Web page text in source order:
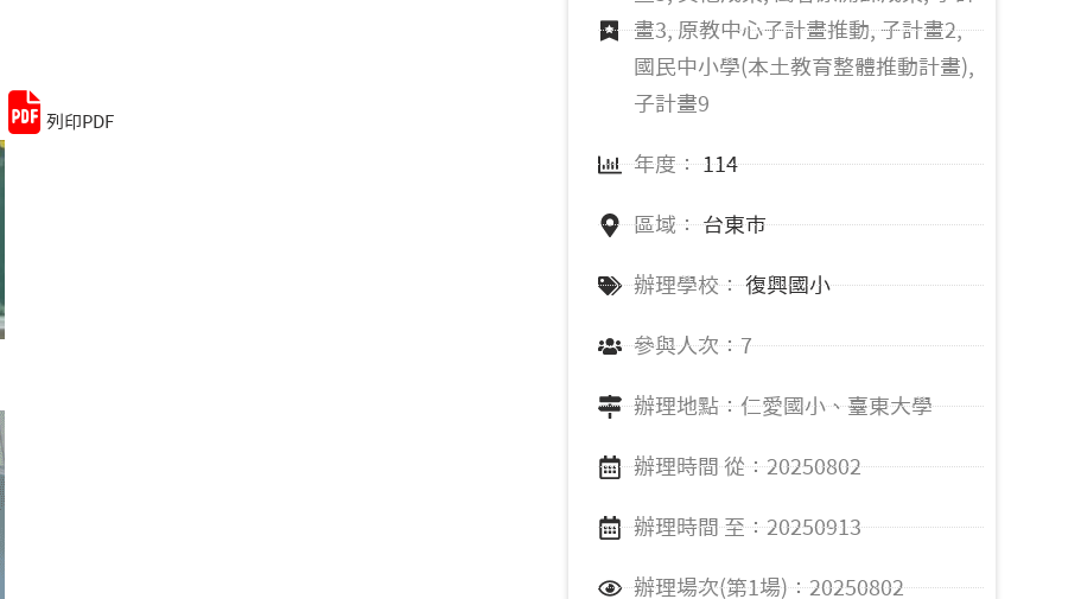
列印PDF
畫3, 原教中心子計畫推動, 子計畫2,
國民中小學(本土教育整體推動計畫),
子計畫9
年度： 114
區域： 台東市
辦理學校： 復興國小
參與人次：7
辦理地點：仁愛國小、臺東大學
辦理時間 從：20250802
辦理時間 至：20250913
辦理場次(第1場)：20250802